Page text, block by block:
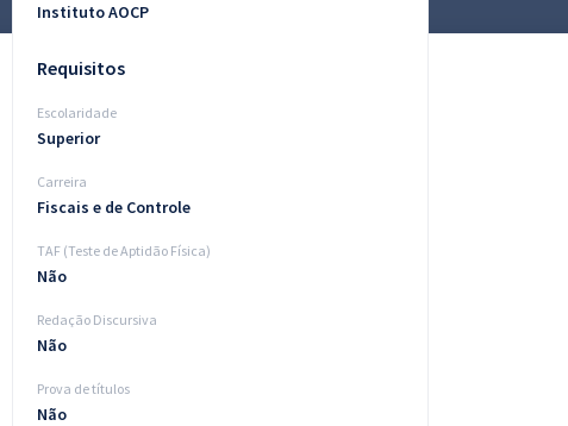
Instituto AOCP
Requisitos
Escolaridade
Superior
Carreira
Fiscais e de Controle
TAF (Teste de Aptidão Física)
Não
Redação Discursiva
Não
Prova de títulos
Não